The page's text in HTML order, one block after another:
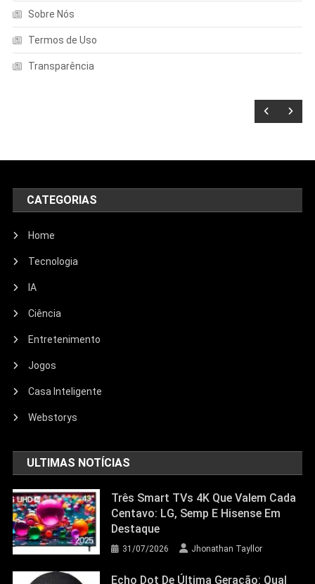
Sobre Nós
Termos de Uso
Transparência
Echo Dot: Guia Completo Para
Escolher O Smart Speaker Ideal Na
Nova Oferta Da Amazon
CATEGORIAS
Home
Tecnologia
IA
Ciência
Entretenimento
Jogos
Casa Inteligente
Webstorys
ULTIMAS NOTÍCIAS
Três Smart TVs 4K Que Valem Cada
Centavo: LG, Semp E Hisense Em
Destaque
31/07/2026 Jhonathan Tayllor
Echo Dot De Última Geração: Qual